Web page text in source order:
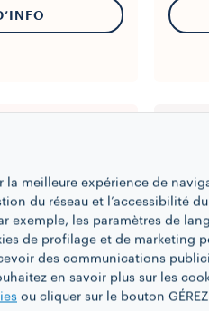
meilleure expérience de
du réseau et l’accessibilité
exemple, les paramètres de
de profilage et de marketing
des communications
en savoir plus sur les
ou cliquer sur le bouton GÉREZ